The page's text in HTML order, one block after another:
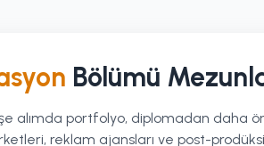
Bölümü
alımda portfolyo, diplomadan daha
reklam ajansları ve post-